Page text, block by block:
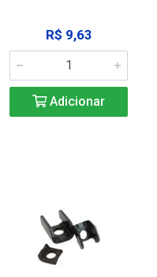
R$ 9,63
Adicionar